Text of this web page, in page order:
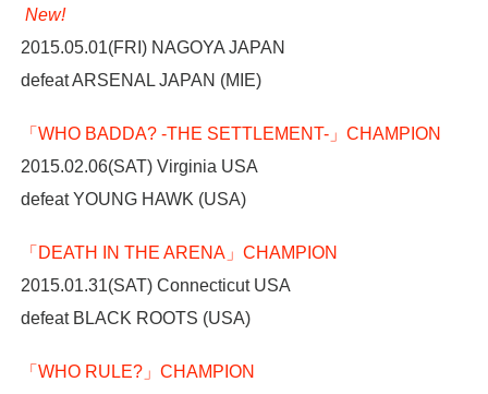
New!
2015.05.01(FRI) NAGOYA JAPAN
defeat ARSENAL JAPAN (MIE)
「WHO BADDA? -THE SETTLEMENT-」CHAMPION
2015.02.06(SAT) Virginia USA
defeat YOUNG HAWK (USA)
「DEATH IN THE ARENA」CHAMPION
2015.01.31(SAT) Connecticut USA
defeat BLACK ROOTS (USA)
「WHO RULE?」CHAMPION